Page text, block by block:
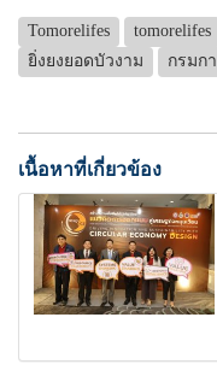
Tomorelifes tomorelifes
ยิ่งยงยอดบัวงาม
กรมก
เนื้อหาที่เกี่ยวข้อง